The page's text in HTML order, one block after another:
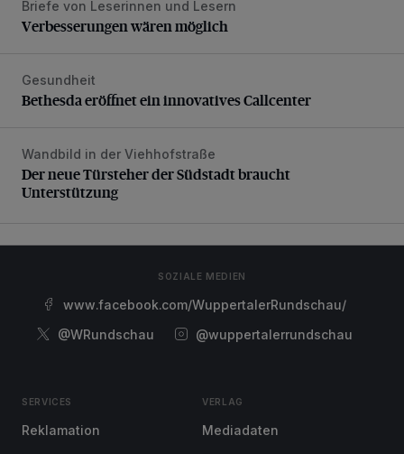
Verbesserungen wären möglich
Briefe von Leserinnen und Lesern
Verbesserungen wären möglich
Bethesda eröffnet ein innovatives Callcenter
Gesundheit
Bethesda eröffnet ein innovatives Callcenter
Der neue Türsteher der Südstadt braucht Unterstützung
Wandbild in der Viehhofstraße
Der neue Türsteher der Südstadt braucht
Unterstützung
SOZIALE MEDIEN
www.facebook.com/WuppertalerRundschau/
@WRundschau
@wuppertalerrundschau
SERVICES
Reklamation
VERLAG
Mediadaten